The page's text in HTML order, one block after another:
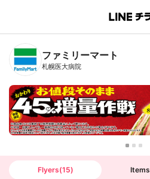
B
n
T
ファミリーマート
札幌医大病院
Flyers(15) Items